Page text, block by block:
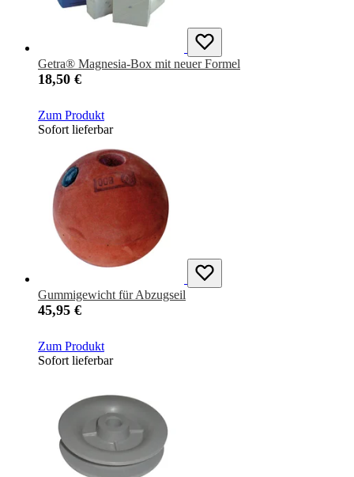
Getra® Magnesia-Box mit neuer Formel
18,50 €
Zum Produkt
Sofort lieferbar
Gummigewicht für Abzugseil
45,95 €
Zum Produkt
Sofort lieferbar